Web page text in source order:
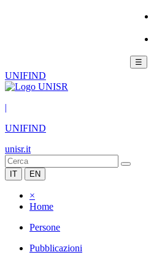
☰
UNIFIND
|
UNIFIND
unisr.it
IT EN
×
Home
Persone
Pubblicazioni